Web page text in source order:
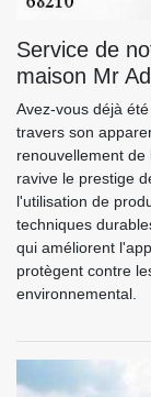
Service de
maison Mr
Avez-vous déjà
travers son
renouvellement de
ravive le prestige
l'utilisation de
techniques
qui améliorent
protègent contre
environnemental.